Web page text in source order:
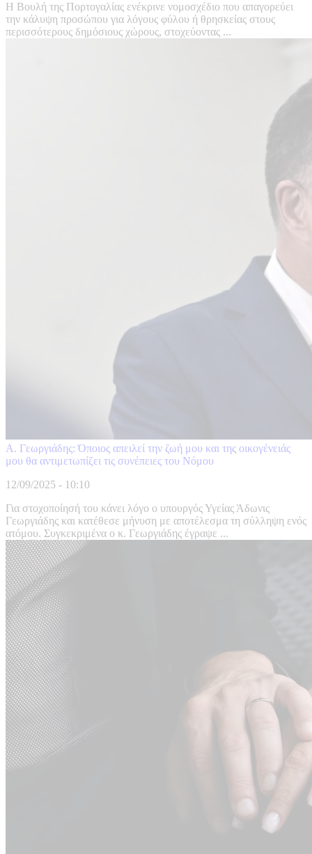
Η Βουλή της Πορτογαλίας ενέκρινε νομοσχέδιο που απαγορεύει
την κάλυψη προσώπου για λόγους φύλου ή θρησκείας στους
περισσότερους δημόσιους χώρους, στοχεύοντας ...
Α. Γεωργιάδης: Όποιος απειλεί την ζωή μου και της οικογένειάς
μου θα αντιμετωπίζει τις συνέπειες του Νόμου
12/09/2025 - 10:10
Για στοχοποίησή του κάνει λόγο ο υπουργός Υγείας Άδωνις
Γεωργιάδης και κατέθεσε μήνυση με αποτέλεσμα τη σύλληψη ενός
ατόμου. Συγκεκριμένα ο κ. Γεωργιάδης έγραψε ...